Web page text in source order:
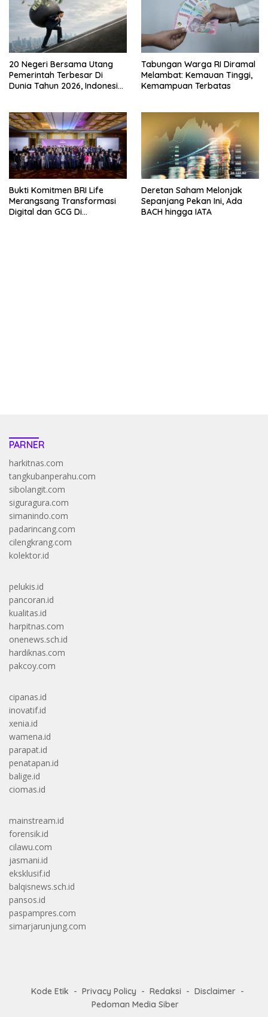
20 Negeri Bersama Utang
Pemerintah Terbesar Di
Dunia Tahun 2026, Indonesia
Tabungan Warga RI Diramal
Melambat: Kemauan Tinggi,
Kemampuan Terbatas
Bukti Komitmen BRI Life
Merangsang Transformasi
Digital dan GCG Di
Deretan Saham Melonjak
Sepanjang Pekan Ini, Ada
BACH hingga IATA
PARNER
harkitnas.com
tangkubanperahu.com
sibolangit.com
siguragura.com
simanindo.com
padarincang.com
cilengkrang.com
kolektor.id
pelukis.id
pancoran.id
kualitas.id
harpitnas.com
onenews.sch.id
hardiknas.com
pakcoy.com
cipanas.id
inovatif.id
xenia.id
wamena.id
parapat.id
penatapan.id
balige.id
ciomas.id
mainstream.id
forensik.id
cilawu.com
jasmani.id
eksklusif.id
balqisnews.sch.id
pansos.id
paspampres.com
simarjarunjung.com
Kode Etik Privacy Policy Redaksi
Disclaimer
Pedoman Media Siber